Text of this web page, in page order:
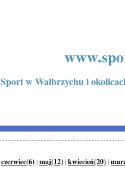
Sport w Wałbrzychu i
czerwiec(6)|maj(12)|kwiecień(20)|